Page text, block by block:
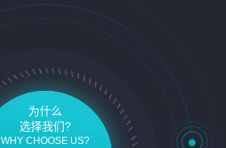
为什么
选择我们?
WHY CHOOSE US?